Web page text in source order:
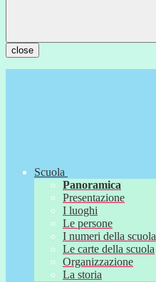
close
Scuola
Panoramica
Presentazione
I luoghi
Le persone
I numeri della scuola
Le carte della scuola
Organizzazione
La storia